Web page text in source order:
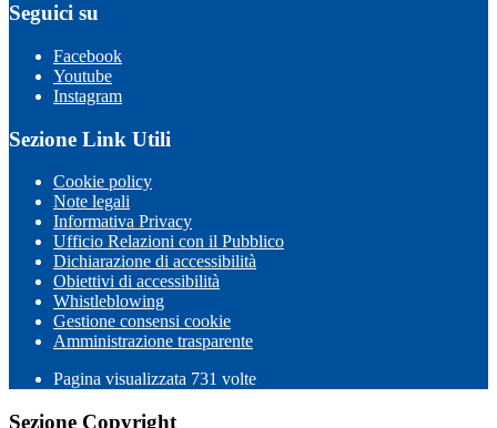
Seguici su
Facebook
Youtube
Instagram
Sezione Link Utili
Cookie policy
Note legali
Informativa Privacy
Ufficio Relazioni con il Pubblico
Dichiarazione di accessibilità
Obiettivi di accessibilità
Whistleblowing
Gestione consensi cookie
Amministrazione trasparente
Pagina visualizzata 731 volte
Sezione Copyright